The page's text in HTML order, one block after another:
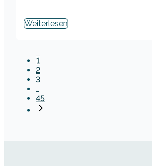
Weiterlesen
1
2
3
…
45